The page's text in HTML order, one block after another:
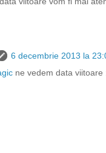
6 decembrie 2013 la
ne vedem data viitoare